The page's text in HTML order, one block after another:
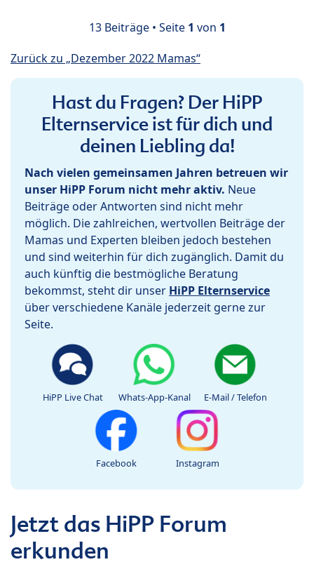
13 Beiträge • Seite 1 von 1
Zurück zu „Dezember 2022 Mamas“
Hast du Fragen? Der HiPP
Elternservice ist für dich und
deinen Liebling da!
Nach vielen gemeinsamen Jahren betreuen wir
unser HiPP Forum nicht mehr aktiv. Neue
Beiträge oder Antworten sind nicht mehr
möglich. Die zahlreichen, wertvollen Beiträge der
Mamas und Experten bleiben jedoch bestehen
und sind weiterhin für dich zugänglich. Damit du
auch künftig die bestmögliche Beratung
bekommst, steht dir unser HiPP Elternservice
über verschiedene Kanäle jederzeit gerne zur
Seite.
HiPP Live Chat Whats-App-Kanal E-Mail / Telefon
Facebook Instagram
Jetzt das HiPP Forum
erkunden